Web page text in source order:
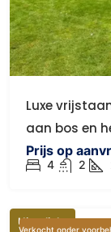
Luxe
aan bos en
Prijs op
4 2
Uitgelicht
Verkocht onder